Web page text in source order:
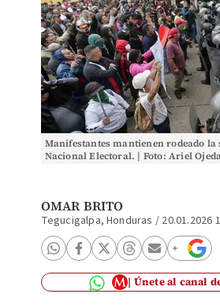
Manifestantes mantienen rodeado la
Nacional Electoral. | Foto: Ariel
OMAR BRITO
Tegucigalpa, Honduras / 20.01.2026
Únete al canal